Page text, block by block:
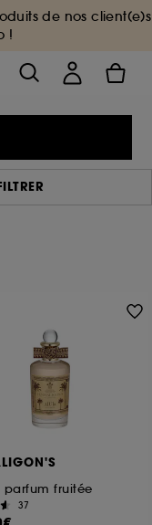
de nos client(e)s
!
parfum fruitée
37